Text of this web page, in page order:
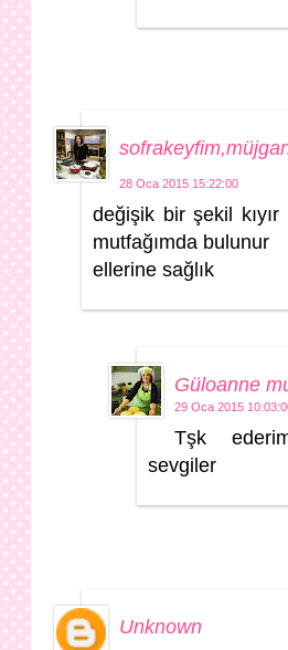
28 Oca 2015 15:22:00
değişik bir şekil kıyır
mutfağımda bulunur
ellerine sağlık
Güloanne
29 Oca 2015
Tşk
sevgiler
Unknown